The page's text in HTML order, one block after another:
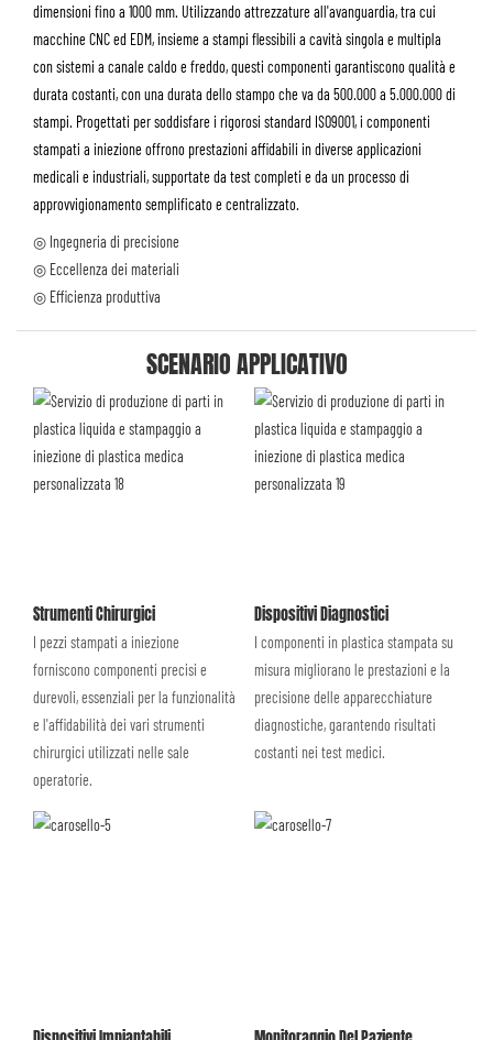
dimensioni fino a 1000 mm. Utilizzando attrezzature all'avanguardia, tra cui
macchine CNC ed EDM, insieme a stampi flessibili a cavità singola e multipla
con sistemi a canale caldo e freddo, questi componenti garantiscono qualità e
durata costanti, con una durata dello stampo che va da 500.000 a 5.000.000 di
stampi. Progettati per soddisfare i rigorosi standard ISO9001, i componenti
stampati a iniezione offrono prestazioni affidabili in diverse applicazioni
medicali e industriali, supportate da test completi e da un processo di
approvvigionamento semplificato e centralizzato.
◎ Ingegneria di precisione
◎ Eccellenza dei materiali
◎ Efficienza produttiva
SCENARIO APPLICATIVO
Strumenti Chirurgici
I pezzi stampati a iniezione
forniscono componenti precisi e
durevoli, essenziali per la funzionalità
e l'affidabilità dei vari strumenti
chirurgici utilizzati nelle sale
operatorie.
Dispositivi Diagnostici
I componenti in plastica stampata su
misura migliorano le prestazioni e la
precisione delle apparecchiature
diagnostiche, garantendo risultati
costanti nei test medici.